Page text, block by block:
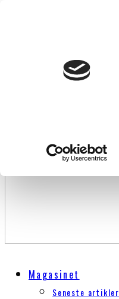
Magasinet
Seneste artikler